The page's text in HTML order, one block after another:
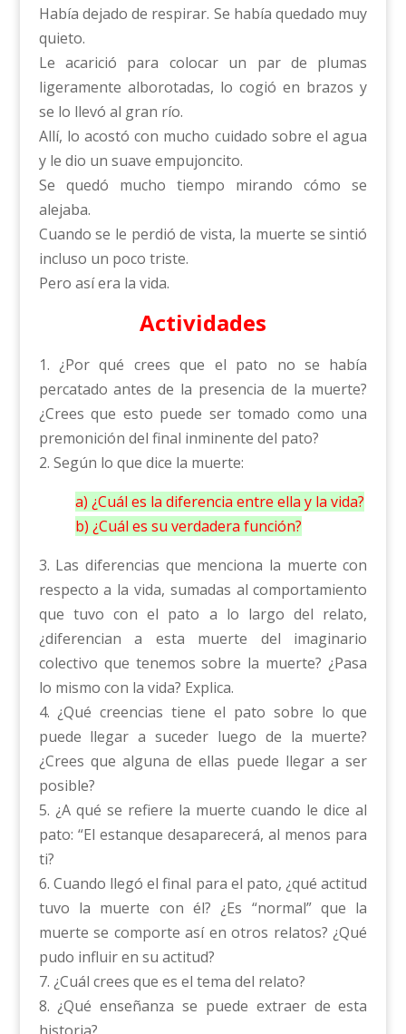
Había dejado de respirar. Se había quedado muy
quieto.
Le acarició para colocar un par de plumas
ligeramente alborotadas, lo cogió en brazos y
se lo llevó al gran río.
Allí, lo acostó con mucho cuidado sobre el agua
y le dio un suave empujoncito.
Se quedó mucho tiempo mirando cómo se
alejaba.
Cuando se le perdió de vista, la muerte se sintió
incluso un poco triste.
Pero así era la vida.
Actividades
1. ¿Por qué crees que el pato no se había
percatado antes de la presencia de la muerte?
¿Crees que esto puede ser tomado como una
premonición del final inminente del pato?
2. Según lo que dice la muerte:
a) ¿Cuál es la diferencia entre ella y la vida?
b) ¿Cuál es su verdadera función?
3. Las diferencias que menciona la muerte con
respecto a la vida, sumadas al comportamiento
que tuvo con el pato a lo largo del relato,
¿diferencian a esta muerte del imaginario
colectivo que tenemos sobre la muerte? ¿Pasa
lo mismo con la vida? Explica.
4. ¿Qué creencias tiene el pato sobre lo que
puede llegar a suceder luego de la muerte?
¿Crees que alguna de ellas puede llegar a ser
posible?
5. ¿A qué se refiere la muerte cuando le dice al
pato: “El estanque desaparecerá, al menos para
ti?
6. Cuando llegó el final para el pato, ¿qué actitud
tuvo la muerte con él? ¿Es “normal” que la
muerte se comporte así en otros relatos? ¿Qué
pudo influir en su actitud?
7. ¿Cuál crees que es el tema del relato?
8. ¿Qué enseñanza se puede extraer de esta
historia?